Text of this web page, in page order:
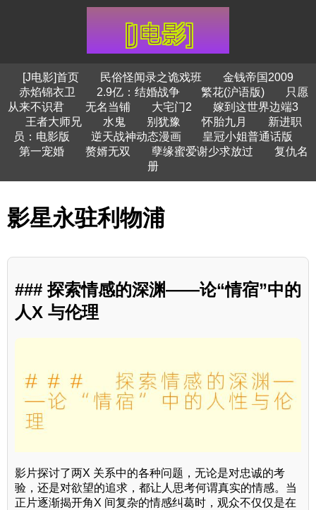
[J电影]首页 民俗怪闻录之诡戏班
金钱帝国2009
赤焰锦衣卫
2.9亿：结婚战争 繁花(沪语版)
只愿
从来不识君
无名当铺 大宅门2
嫁到这世界边端3
王者大师兄
水鬼 别犹豫 怀胎九月
新进职
员：电影版
逆天战神动态漫画
皇冠小姐普通话版
第一宠婚
赘婿无双 孽缘蜜爱谢少求放过
复仇名
册
影星永驻利物浦
### 探索情感的深渊——论“情宿”中的
人X 与伦理
影片探讨了两X 关系中的各种问题，无论是对忠诚的考
验，还是对欲望的追求，都让人思考何谓真实的情感。当
正片逐渐揭开角X 间复杂的情感纠葛时，观众不仅仅是在